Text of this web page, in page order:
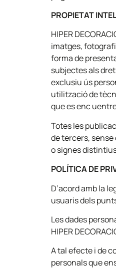
PROPIETAT
HIPER
imatges,
forma de
subjectes als
exclusiu ús
utilització de
que es enc
Totes les
de tercers,
o signes
POLÍTICA DE
D’acord amb la
usuaris dels
Les dades
HIPER
A tal efecte i de
personals que